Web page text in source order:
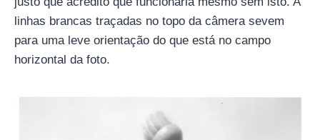
linhas brancas traçadas no topo da câmera sevem
para uma leve orientação do que está no campo
horizontal da foto.